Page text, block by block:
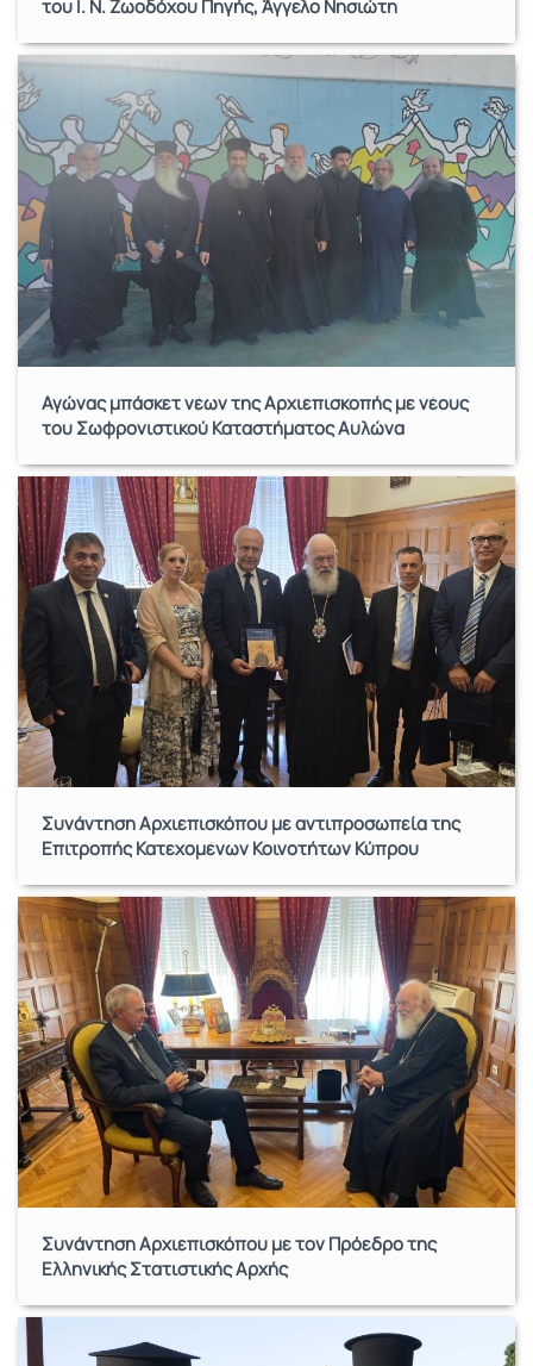
του Ι. Ν. Ζωοδόχου Πηγής, Άγγελο Νησιώτη
Αγώνας μπάσκετ νέων της Αρχιεπισκοπής με νέους
του Σωφρονιστικού Καταστήματος Αυλώνα
Συνάντηση Αρχιεπισκόπου με αντιπροσωπεία της
Επιτροπής Κατεχομένων Κοινοτήτων Κύπρου
Συνάντηση Αρχιεπισκόπου με τον Πρόεδρο της
Ελληνικής Στατιστικής Αρχής